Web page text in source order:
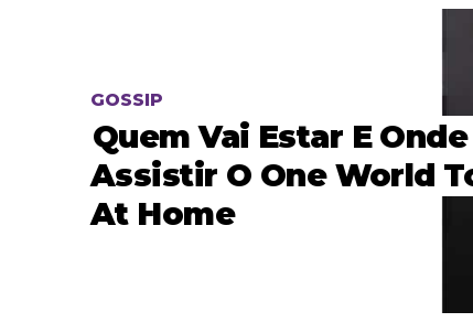
GOSSIP
Quem Vai Estar E Onde
Assistir O One World
At Home